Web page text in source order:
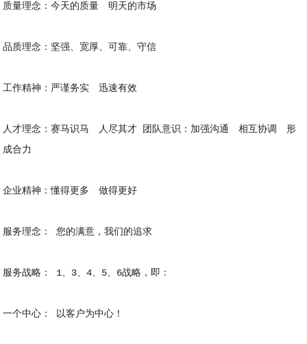
质量理念：今天的质量 明天的市场
品质理念：坚强、宽厚、可靠、守信
工作精神：严谨务实 迅速有效
人才理念：赛马识马 人尽其才 团队意识：加强沟通 相互协调 形
成合力
企业精神：懂得更多 做得更好
服务理念： 您的满意，我们的追求
服务战略： 1、3、4、5、6战略，即：
一个中心： 以客户为中心！